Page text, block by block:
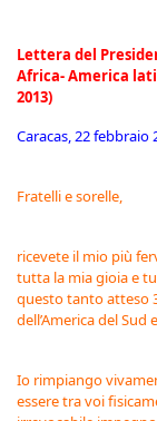
Lettera del
Africa- America
2013)
Caracas, 22 febbraio
Fratelli e sorelle,
ricevete il mio più
tutta la mia gioia e
questo tanto atteso
dell’America del Sud
Io rimpiango
essere tra voi